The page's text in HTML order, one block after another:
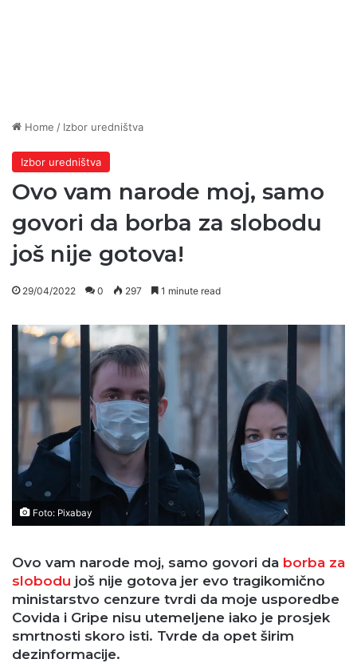
Home / Izbor uredništva
Izbor uredništva
Ovo vam narode moj, samo
govori da borba za slobodu
još nije gotova!
29/04/2022 0 297 1 minute read
Foto: Pixabay
Ovo vam narode moj, samo govori da borba za
slobodu još nije gotova jer evo tragikomično
ministarstvo cenzure tvrdi da moje usporedbe
Covida i Gripe nisu utemeljene iako je prosjek
smrtnosti skoro isti. Tvrde da opet širim
dezinformacije.